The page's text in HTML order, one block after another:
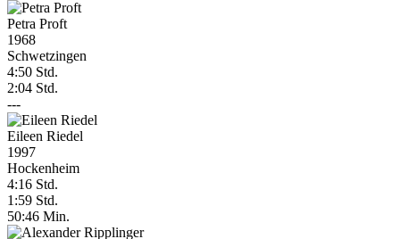
Petra Proft
1968
Schwetzingen
4:50 Std.
2:04 Std.
---
Eileen Riedel
1997
Hockenheim
4:16 Std.
1:59 Std.
50:46 Min.